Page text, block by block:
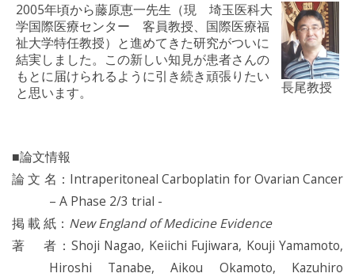
2005年頃から藤原恵一先生（現 埼玉医科大
学国際医療センター 客員教授、国際医療福
祉大学特任教授）と進めてきた研究がついに
結実しました。この新しい知見が患者さんの
もとに届けられるように引き続き頑張りたい
と思います。
長尾教授
■論文情報
論 文 名：Intraperitoneal Carboplatin for Ovarian Cancer
– A Phase 2/3 trial -
掲 載 紙： New England of Medicine Evidence
著 者：Shoji Nagao, Keiichi Fujiwara, Kouji Yamamoto,
Hiroshi Tanabe, Aikou Okamoto, Kazuhiro